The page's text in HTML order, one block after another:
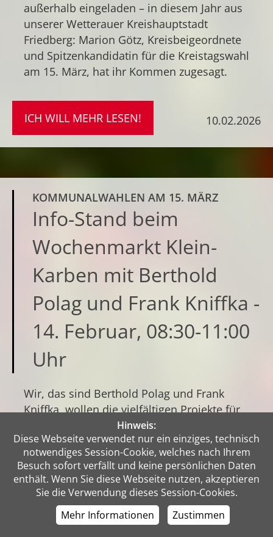
Hinweis:
Diese Webseite verwendet nur ein einziges, technisch
notwendiges Session-Cookie, welches nach Ihrem
Besuch sofort verfällt und keine persönlichen Daten
enthält. Wenn Sie diese Webseite nutzen, akzeptieren
Sie die Verwendung dieses Session-Cookies.
Mehr Informationen
Zustimmen
außerhalb eingeladen – in diesem Jahr aus
unserer Wetterauer Kreishauptstadt
Friedberg: Marion Götz, Kreisbeigeordnete
und Spitzenkandidatin für die Kreistagswahl
am 15. März, hat ihr Kommen zugesagt.
10.02.2026
ICH WILL MEHR LESEN!
KOMMUNALWAHLEN AM 15. MÄRZ
Info-Stand beim
Wochenmarkt Klein-
Karben mit Berthold
Polag und Frank Kniffka -
14. Februar, 08:30-11:00
Uhr
Wir, das sind Berthold Polag und Frank
Kniffka, wollen die vielfältigen Projekte für
Klein-Karben im Ortsbeirat und der
Stadtverordnetenversammlung konstruktiv
begleiten und dabei die berechtigen Anliegen
der Bürgerinnen und Bürger unseres
Stadtteils vertreten.